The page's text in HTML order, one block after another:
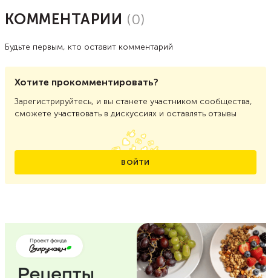
КОММЕНТАРИИ (0)
Будьте первым, кто оставит комментарий
Хотите прокомментировать?
Зарегистрируйтесь, и вы станете участником сообщества,
сможете участвовать в дискуссиях и оставлять отзывы
ВОЙТИ